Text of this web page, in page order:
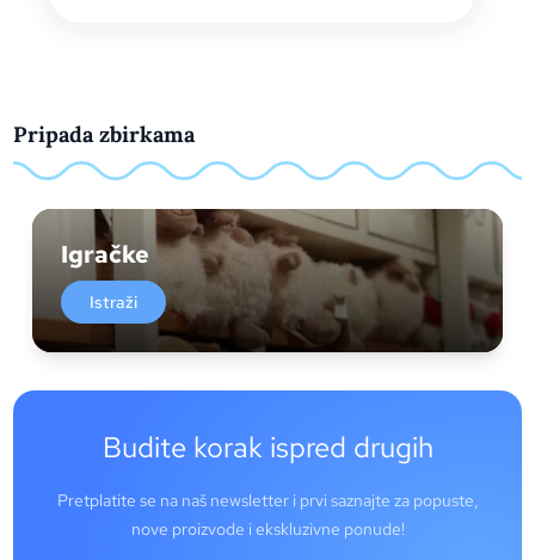
Pripada zbirkama
Igračke
Istraži
Budite korak ispred drugih
Pretplatite se na naš newsletter i prvi saznajte za popuste,
nove proizvode i ekskluzivne ponude!